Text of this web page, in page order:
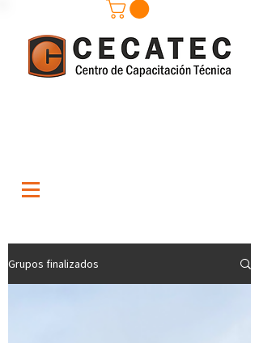
Grupos finalizados